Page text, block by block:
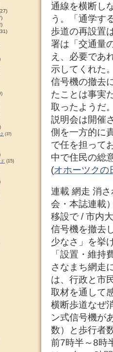
通線を横断し
う。「通学す
歩道の再設置
署は「交通量
え、必要であ
示してくれた
信号機の撤去
たことは事実
取ったようだ
説明会は開催
側を一方的に
で任を担って
中で住民の総
(オホーツクの
連載 網走 消
会・本誌連載
移設で / 市内
信号機を撤去
少なさ」を挙
「設置・維
さなまち網走
は、行政と市
取材を通して
横断歩道なぜ
ン式信号機が
数）と歩行者
前7時半～8時
(37)
(15)